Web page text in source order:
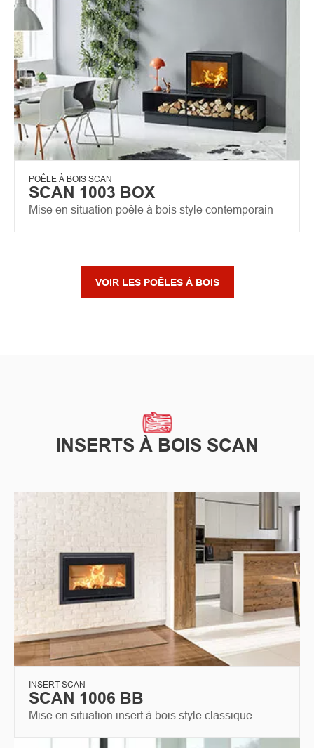
POÊLE À BOIS SCAN
SCAN 1003 BOX
Mise en situation poêle à bois style contemporain
VOIR LES POÊLES À BOIS
INSERTS À BOIS SCAN
INSERT SCAN
SCAN 1006 BB
Mise en situation insert à bois style classique